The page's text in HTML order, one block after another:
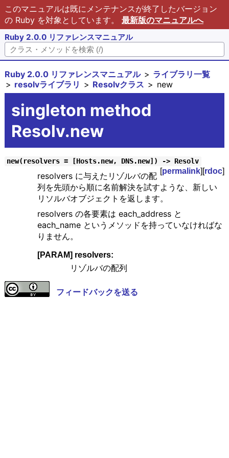
このマニュアルは既にメンテナンスが終了したバージョン
の Ruby を対象としています。 最新版のマニュアルへ
Ruby 2.0.0 リファレンスマニュアル
Ruby 2.0.0 リファレンスマニュアル
ライブラリ一覧
resolvライブラリ
Resolvクラス new
singleton method
Resolv.new
new(resolvers = [Hosts.new, DNS.new]) -> Resolv
[permalink][rdoc]
resolvers に与えたリゾルバの配
列を先頭から順に名前解決を試すような、新しい
リソルバオブジェクトを返します。
resolvers の各要素は each_address と
each_name というメソッドを持っていなければな
りません。
[PARAM] resolvers:
リゾルバの配列
フィードバックを送る